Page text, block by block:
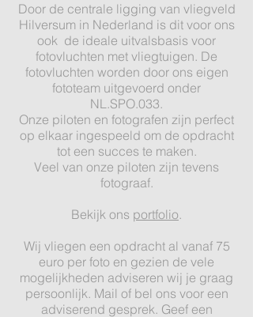
Door de centrale ligging van vliegveld
Hilversum in Nederland is dit voor ons
ook de ideale uitvalsbasis voor
fotovluchten met vliegtuigen. De
fotovluchten worden door ons eigen
fototeam uitgevoerd onder
NL.SPO.033.
Onze piloten en fotografen zijn perfect
op elkaar ingespeeld om de opdracht
tot een succes te maken.
Veel van onze piloten zijn tevens
fotograaf.
Bekijk ons portfolio.
Wij vliegen een opdracht al vanaf 75
euro per foto en gezien de vele
mogelijkheden adviseren wij je graag
persoonlijk. Mail of bel ons voor een
adviserend gesprek. Geef een